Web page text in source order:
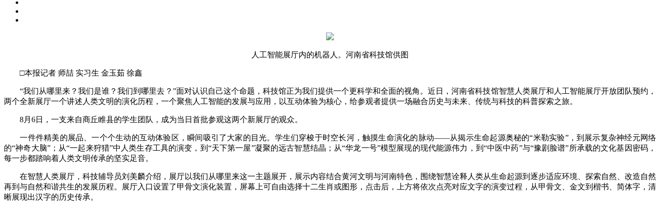
人工智能展厅内的机器人。河南省科技馆供图
□本报记者 师喆 实习生 金玉茹 徐鑫
“我们从哪里来？我们是谁？我们到哪里去？”面对认识自己这个命题，科技馆正为我们提供一个更科学和全面的视角。近日，河南省科技馆智慧人类展厅和人工智能展厅开放团队预约，
两个全新展厅一个讲述人类文明的演化历程，一个聚焦人工智能的发展与应用，以互动体验为核心，给参观者提供一场融合历史与未来、传统与科技的科普探索之旅。
8月6日，一支来自商丘睢县的学生团队，成为当日首批参观这两个新展厅的观众。
一件件精美的展品、一个个生动的互动体验区，瞬间吸引了大家的目光。学生们穿梭于时空长河，触摸生命演化的脉动——从揭示生命起源奥秘的“米勒实验”，到展示复杂神经元网络
的“神奇大脑”；从“一起来狩猎”中人类生存工具的演变，到“天下第一屋”凝聚的远古智慧结晶；从“华龙一号”模型展现的现代能源伟力，到“中医中药”与“豫剧脸谱”所承载的文化基因密码，
每一步都踏响着人类文明传承的坚实足音。
在智慧人类展厅，科技辅导员刘美麟介绍，展厅以我们从哪里来这一主题展开，展示内容结合黄河文明与河南特色，围绕智慧诠释人类从生命起源到逐步适应环境、探索自然、改造自然
再到与自然和谐共生的发展历程。展厅入口设置了甲骨文演化装置，屏幕上可自由选择十二生肖或图形，点击后，上方将依次点亮对应文字的演变过程，从甲骨文、金文到楷书、简体字，清
晰展现出汉字的历史传承。